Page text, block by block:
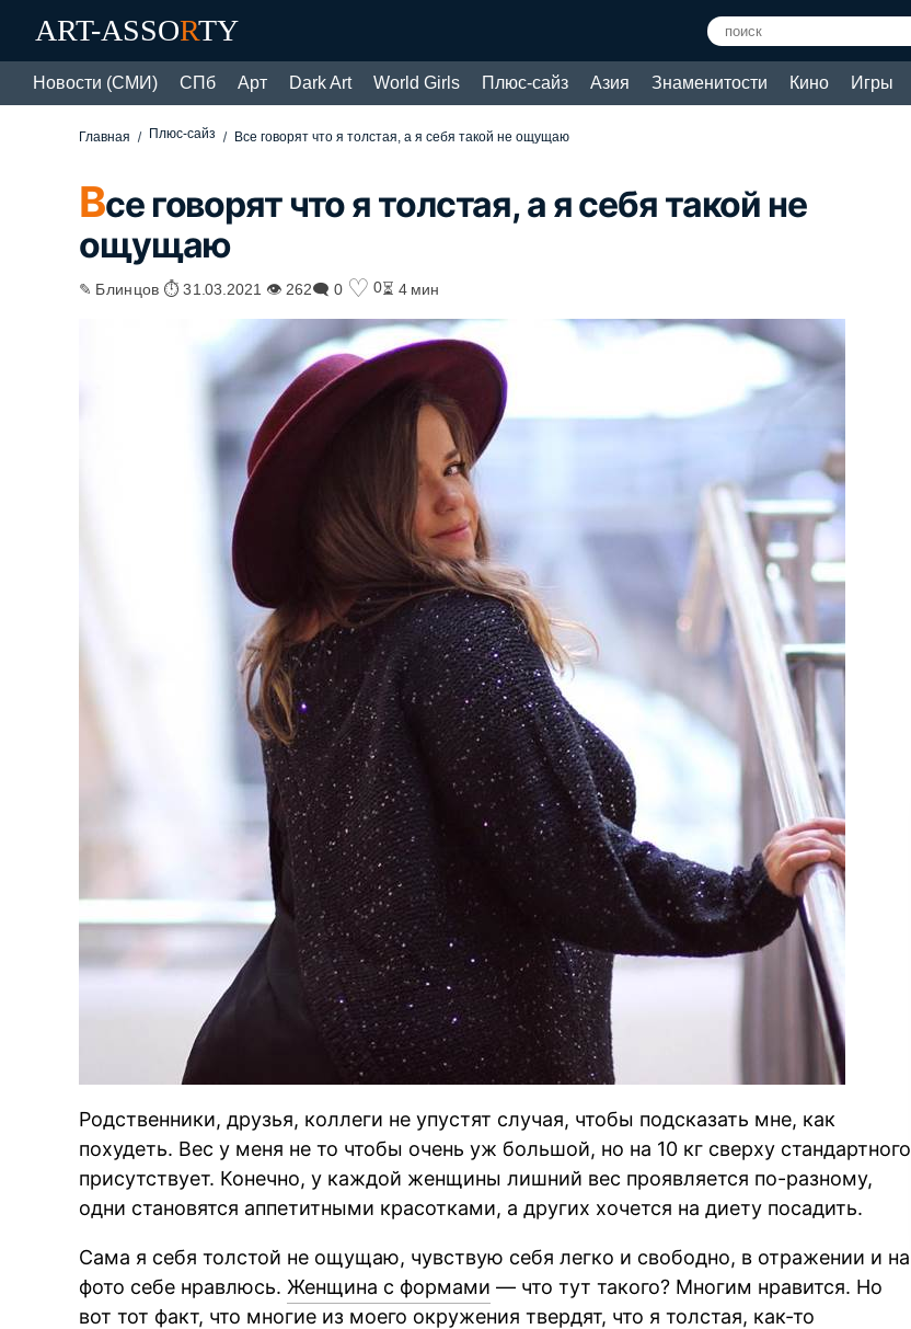
ART-ASSORTY
Новости (СМИ) СПб Арт Dark Art World Girls Плюс-сайз Азия Знаменитости Кино Игры
Главная Плюс-сайз Все говорят что я толстая, а я себя такой не ощущаю
Все говорят что я толстая, а я себя такой не
ощущаю
✎ Блинцов ⏱ 31.03.2021 👁 262🗨 0 ♡ 0⏳ 4 мин
Родственники, друзья, коллеги не упустят случая, чтобы подсказать мне, как
похудеть. Вес у меня не то чтобы очень уж большой, но на 10 кг сверху стандартного
присутствует. Конечно, у каждой женщины лишний вес проявляется по-разному,
одни становятся аппетитными красотками, а других хочется на диету посадить.
Сама я себя толстой не ощущаю, чувствую себя легко и свободно, в отражении и на
фото себе нравлюсь. Женщина с формами — что тут такого? Многим нравится. Но
вот тот факт, что многие из моего окружения твердят, что я толстая, как-то